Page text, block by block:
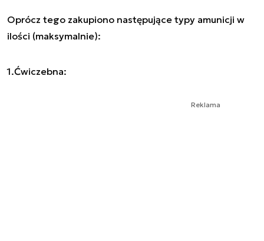
Oprócz tego zakupiono następujące typy amunicji w
ilości (maksymalnie):
1.Ćwiczebna:
Reklama